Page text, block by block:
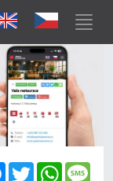
Messenger
Twitter